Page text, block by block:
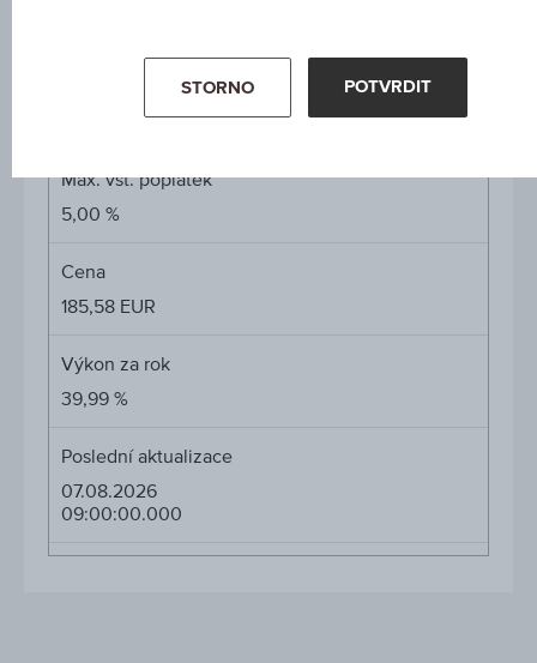
Max. vst. poplatek
5,00 %
Cena
185,58 EUR
Výkon za rok
39,99 %
Poslední aktualizace
07.08.2026
09:00:00.000
STORNO POTVRDIT